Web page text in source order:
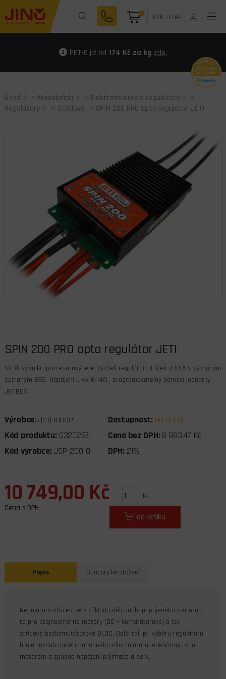
0 CZK| EUR
PET-G již od 174 Kč za kg zde.
Úvod > Modelařina > Elektromotory a regulátory
>
Regulátory
> Střídavé > SPIN 200 PRO opto regulátor JETI
SPIN 200 PRO opto regulátor JETI
Střídavý mikroprocesorový letecký/heli regulátor otáček 200 A s výkonným
spínaným BEC. Napájení Li-xx 6-14čl., programovatelný pomocí jednotky
JETIBOX.
Výrobce: Jeti model Dostupnost: na dotaz
Kód produktu: 0320287 Cena bez DPH: 8 883,47 Kč
Kód výrobce: JSP-200-O DPH: 21%
10 749,00 Kč
Cena s DPH
ks
do košíku
Popis Soubory ke stažení
Regulátory otáček se v základu dělí podle připojeného motoru a
to pro stejnosměrné motory (DC – komutátorové) a tzv.
střídavé bezkomutátorové BLDC. Další roli při výběru regulátoru
hraje rozsah napětí pohonného akumulátoru, odebíraný proud
motorem a způsob napájení přijímače a serv.